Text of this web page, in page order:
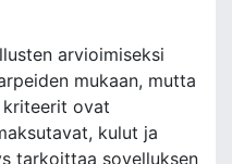
arvioimiseksi
mukaan, mutta
ovat
kulut ja
tarkoittaa sovelluksen